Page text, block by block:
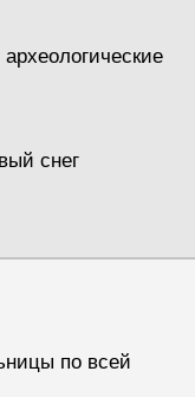
снег
по всей